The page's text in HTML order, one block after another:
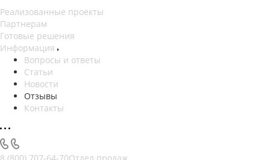
Реализованные проекты
Партнерам
Готовые решения
Информация
Вопросы и ответы
Статьи
Новости
Отзывы
Контакты